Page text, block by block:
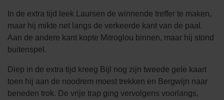
In de extra tijd leek Laursen de winnende treffer te maken,
maar hij mikte net langs de verkeerde kant van de paal.
Aan de andere kant kopte Mitroglou binnen, maar hij stond
buitenspel.
Diep in de extra tijd kreeg Bijl nog zijn tweede gele kaart
toen hij aan de noodrem moest trekken en Bergwijn naar
beneden trok. De vrije trap ging vervolgens voorlangs,